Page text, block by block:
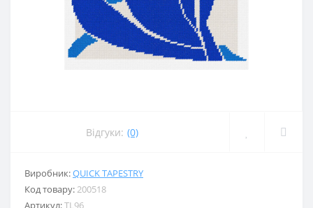
Відгуки: (0)
Виробник:QUICK TAPESTRY
Код товару:200518
Артикул:TL96